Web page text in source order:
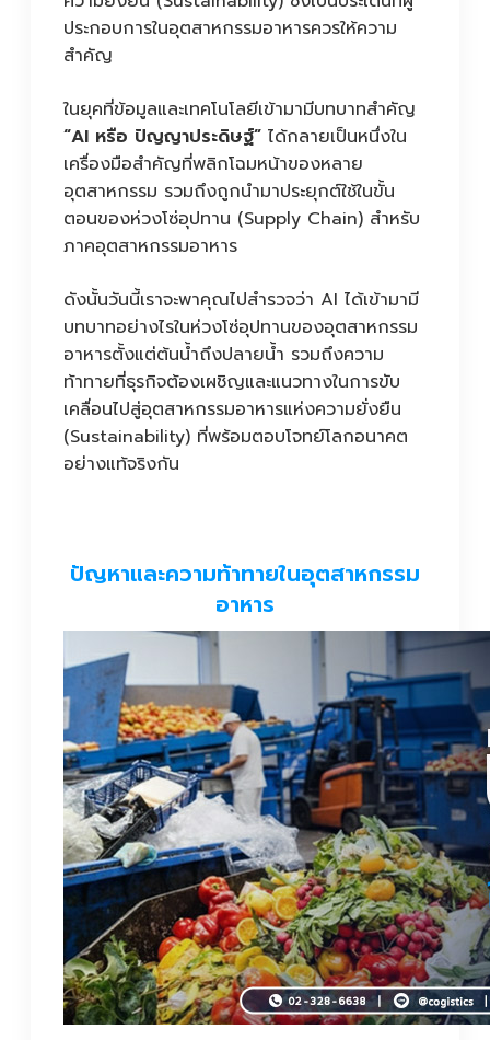
ประกอบการในอุตสาหกรรมอาหารควรให้ความ
สำคัญ
ในยุคที่ข้อมูลและเทคโนโลยีเข้ามามีบทบาทสำคัญ
“AI หรือ ปัญญาประดิษฐ์” ได้กลายเป็นหนึ่งใน
เครื่องมือสำคัญที่พลิกโฉมหน้าของหลาย
อุตสาหกรรม รวมถึงถูกนำมาประยุกต์ใช้ในขั้น
ตอนของห่วงโซ่อุปทาน (Supply Chain) สำหรับ
ภาคอุตสาหกรรมอาหาร
ดังนั้นวันนี้เราจะพาคุณไปสำรวจว่า AI ได้เข้ามามี
บทบาทอย่างไรในห่วงโซ่อุปทานของอุตสาหกรรม
อาหารตั้งแต่ต้นน้ำถึงปลายน้ำ รวมถึงความ
ท้าทายที่ธุรกิจต้องเผชิญและแนวทางในการขับ
เคลื่อนไปสู่อุตสาหกรรมอาหารแห่งความยั่งยืน
(Sustainability) ที่พร้อมตอบโจทย์โลกอนาคต
อย่างแท้จริงกัน
ปัญหาและความท้าทายในอุตสาหกรรม
อาหาร